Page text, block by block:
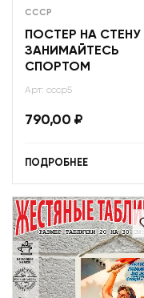
СССР
ПОСТЕР НА СТЕНУ
ЗАНИМАЙТЕСЬ
СПОРТОМ
Арт: ссср5
790,00 ₽
ПОДРОБНЕЕ